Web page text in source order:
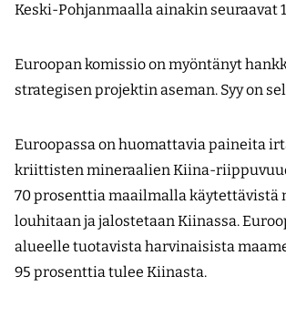
Keski-Pohjanmaalla ainakin seuraavat
Euroopan komissio on myöntänyt
strategisen projektin aseman. Syy on
Euroopassa on huomattavia paineita
kriittisten mineraalien Kiina-
70 prosenttia maailmalla käytettävistä
louhitaan ja jalostetaan Kiinassa.
alueelle tuotavista harvinaisista
95 prosenttia tulee Kiinasta.